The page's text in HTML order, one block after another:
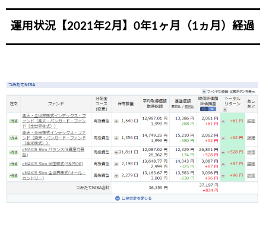
運用状況【2021年2月】0年1ヶ月（1ヵ月）経過